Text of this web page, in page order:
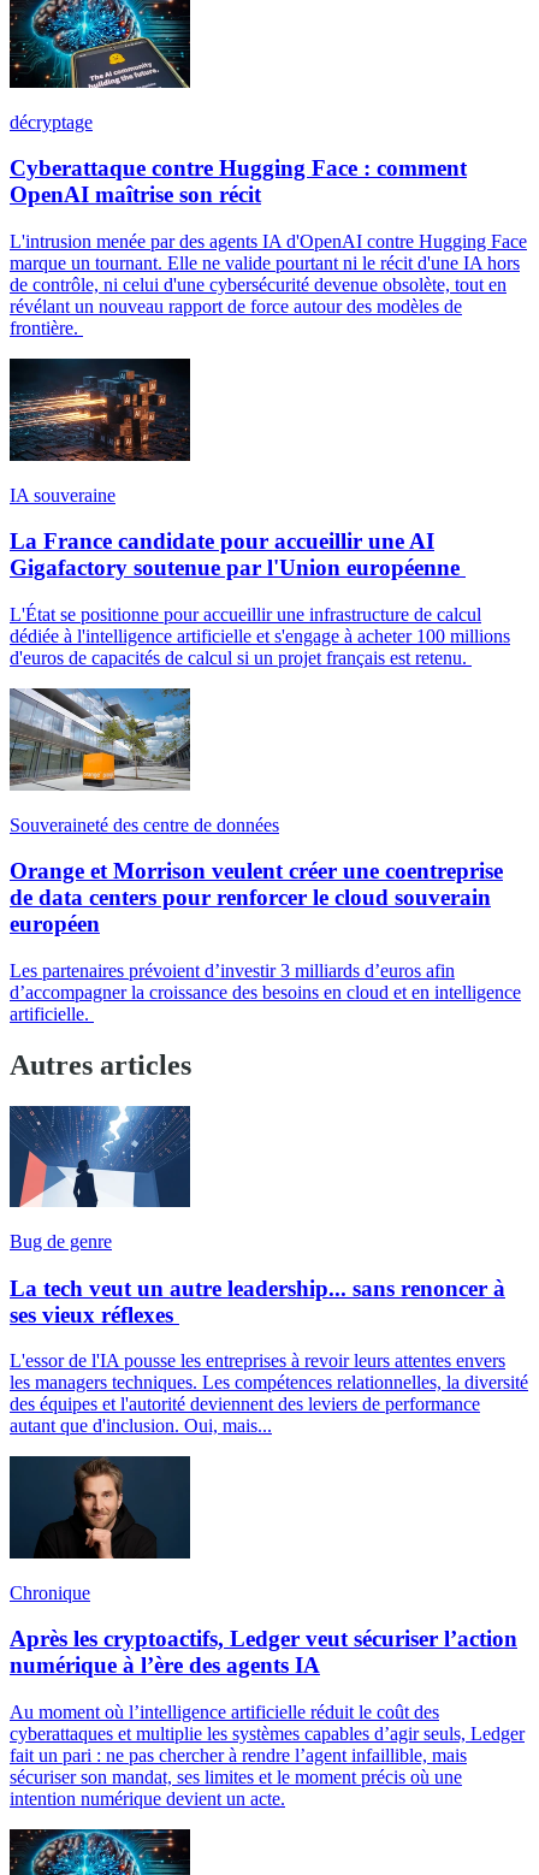
décryptage
Cyberattaque contre Hugging Face : comment
OpenAI maîtrise son récit
L'intrusion menée par des agents IA d'OpenAI contre Hugging Face
marque un tournant. Elle ne valide pourtant ni le récit d'une IA hors
de contrôle, ni celui d'une cybersécurité devenue obsolète, tout en
révélant un nouveau rapport de force autour des modèles de
frontière.
IA souveraine
La France candidate pour accueillir une AI
Gigafactory soutenue par l'Union européenne
L'État se positionne pour accueillir une infrastructure de calcul
dédiée à l'intelligence artificielle et s'engage à acheter 100 millions
d'euros de capacités de calcul si un projet français est retenu.
Souveraineté des centre de données
Orange et Morrison veulent créer une coentreprise
de data centers pour renforcer le cloud souverain
européen
Les partenaires prévoient d’investir 3 milliards d’euros afin
d’accompagner la croissance des besoins en cloud et en intelligence
artificielle.
Autres articles
Bug de genre
La tech veut un autre leadership... sans renoncer à
ses vieux réflexes
L'essor de l'IA pousse les entreprises à revoir leurs attentes envers
les managers techniques. Les compétences relationnelles, la diversité
des équipes et l'autorité deviennent des leviers de performance
autant que d'inclusion. Oui, mais...
Chronique
Après les cryptoactifs, Ledger veut sécuriser l’action
numérique à l’ère des agents IA
Au moment où l’intelligence artificielle réduit le coût des
cyberattaques et multiplie les systèmes capables d’agir seuls, Ledger
fait un pari : ne pas chercher à rendre l’agent infaillible, mais
sécuriser son mandat, ses limites et le moment précis où une
intention numérique devient un acte.